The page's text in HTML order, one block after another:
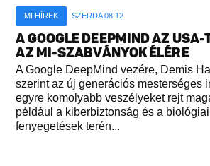
MI HÍREK SZERDA 08:12
A GOOGLE DEEPMIND AZ USA-
AZ MI-SZABVÁNYOK ÉLÉRE
A Google DeepMind vezére, Demis
szerint az új generációs mesterséges
egyre komolyabb veszélyeket rejt
például a kiberbiztonság és a biológiai
fenyegetések terén...